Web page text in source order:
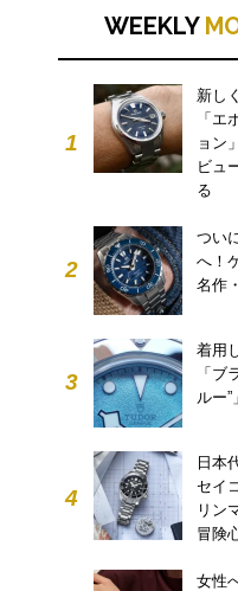
WEEKLY
1
新し
「エ
ョン
ビュ
る
2
つい
へ！
名作
3
着用
「ブ
ルー”
4
日本
セイ
リン
冒険
女性